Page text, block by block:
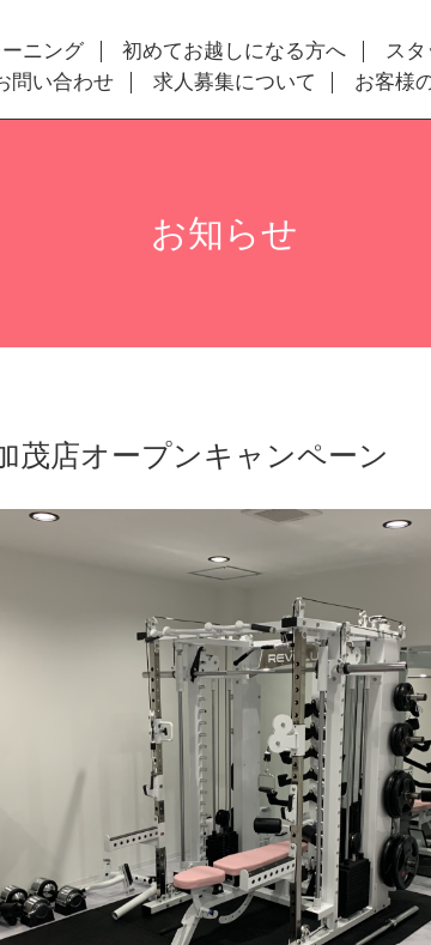
ニング 初めてお越しになる方へ ス
問い合わせ
求人募集について お客様
お知らせ
茂店オープンキャンペーン